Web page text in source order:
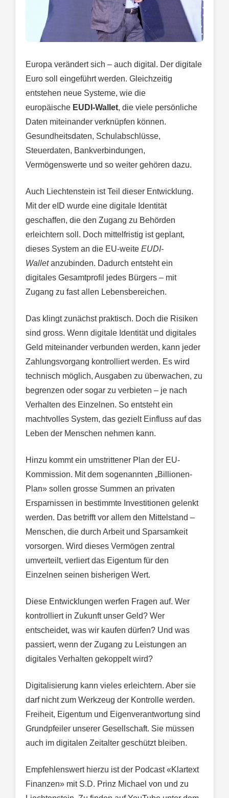
Europa verändert sich – auch digital. Der digitale
Euro soll eingeführt werden. Gleichzeitig
entstehen neue Systeme, wie die
europäische EUDI-Wallet, die viele persönliche
Daten miteinander verknüpfen können.
Gesundheitsdaten, Schulabschlüsse,
Steuerdaten, Bankverbindungen,
Vermögenswerte und so weiter gehören dazu.
Auch Liechtenstein ist Teil dieser Entwicklung.
Mit der eID wurde eine digitale Identität
geschaffen, die den Zugang zu Behörden
erleichtern soll. Doch mittelfristig ist geplant,
dieses System an die EU-weite EUDI-
Walletanzubinden. Dadurch entsteht ein
digitales Gesamtprofil jedes Bürgers – mit
Zugang zu fast allen Lebensbereichen.
Das klingt zunächst praktisch. Doch die Risiken
sind gross. Wenn digitale Identität und digitales
Geld miteinander verbunden werden, kann jeder
Zahlungsvorgang kontrolliert werden. Es wird
technisch möglich, Ausgaben zu überwachen, zu
begrenzen oder sogar zu verbieten – je nach
Verhalten des Einzelnen. So entsteht ein
machtvolles System, das gezielt Einfluss auf das
Leben der Menschen nehmen kann.
Hinzu kommt ein umstrittener Plan der EU-
Kommission. Mit dem sogenannten „Billionen-
Plan» sollen grosse Summen an privaten
Ersparnissen in bestimmte Investitionen gelenkt
werden. Das betrifft vor allem den Mittelstand –
Menschen, die durch Arbeit und Sparsamkeit
vorsorgen. Wird dieses Vermögen zentral
umverteilt, verliert das Eigentum für den
Einzelnen seinen bisherigen Wert.
Diese Entwicklungen werfen Fragen auf. Wer
kontrolliert in Zukunft unser Geld? Wer
entscheidet, was wir kaufen dürfen? Und was
passiert, wenn der Zugang zu Leistungen an
digitales Verhalten gekoppelt wird?
Digitalisierung kann vieles erleichtern. Aber sie
darf nicht zum Werkzeug der Kontrolle werden.
Freiheit, Eigentum und Eigenverantwortung sind
Grundpfeiler unserer Gesellschaft. Sie müssen
auch im digitalen Zeitalter geschützt bleiben.
Empfehlenswert hierzu ist der Podcast «Klartext
Finanzen» mit S.D. Prinz Michael von und zu